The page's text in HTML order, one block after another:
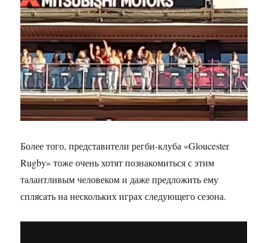
Более того, представители регби-клуба «Gloucester
Rugby» тоже очень хотят познакомиться с этим
талантливым человеком и даже предложить ему
сплясать на нескольких играх следующего сезона.